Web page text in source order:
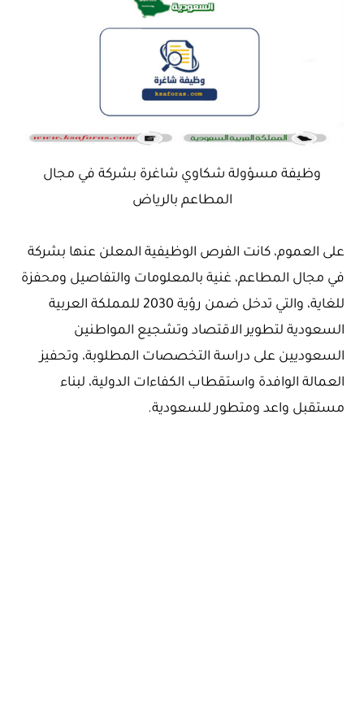
وظيفة مسؤولة شكاوي شاغرة بشركة في مجال
المطاعم بالرياض
على العموم، كانت الفرص الوظيفية المعلن عنها بشركة
في مجال المطاعم، غنية بالمعلومات والتفاصيل ومحفزة
للغاية، والتي تدخل ضمن رؤية 2030 للمملكة العربية
السعودية لتطوير الاقتصاد وتشجيع المواطنين
السعوديين على دراسة التخصصات المطلوبة، وتحفيز
العمالة الوافدة واستقطاب الكفاءات الدولية، لبناء
مستقبل واعد ومتطور للسعودية.